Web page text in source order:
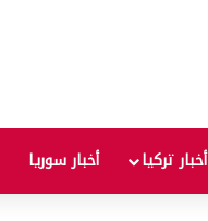
أخبار تركيا أخبار سوريا